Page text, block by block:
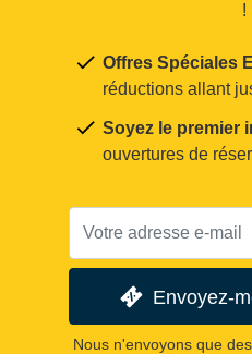
!
Offres Spéciales
réductions allant
Soyez le premier
ouvertures de
Envoyez-
Nous n'envoyons que